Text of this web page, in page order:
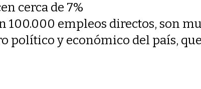
cerca de 7%
100.000 empleos directos, son
político y económico del país, que